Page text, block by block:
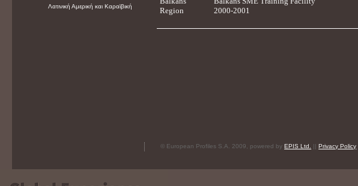
Region
2000-2001
Λατινική Αμερική και Καραϊβική
© European Profiles S.A. 2009, powered byEPIS Ltd. ||Privacy Policy